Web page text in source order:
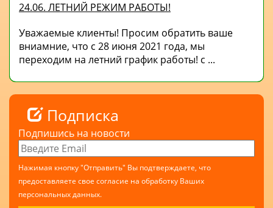
24.06. ЛЕТНИЙ РЕЖИМ РАБОТЫ!
Уважаемые клиенты! Просим обратить ваше
вниамние, что с 28 июня 2021 года, мы
переходим на летний график работы! с ...
Подписка
Подпишись на новости
Нажимая кнопку "Отправить" Вы подтверждаете, что
предоставляете свое согласие на обработку Ваших
персональных данных.